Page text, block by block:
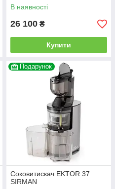
В наявності
26 100 ₴
Купити
Подарунок
Соковитискач EKTOR 37
SIRMAN